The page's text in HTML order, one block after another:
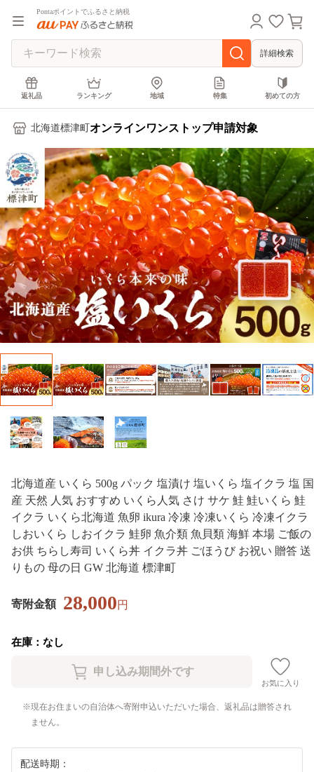
Pontaポイントでふるさと納税
詳細検索
返礼品 ランキング 地域 特集 初めての方
北海道標津町 オンラインワンストップ申請対象
北海道産 いくら 500g パック 塩漬け 塩いくら 塩イクラ 塩 国
産 天然 人気 おすすめ いくら人気 さけ サケ 鮭 鮭いくら 鮭
イクラ いくら北海道 魚卵 ikura 冷凍 冷凍いくら 冷凍イクラ
しおいくら しおイクラ 鮭卵 魚介類 魚貝類 海鮮 本場 ご飯の
お供 ちらし寿司 いくら丼 イクラ丼 ごほうび お祝い 贈答 送
りもの 母の日 GW 北海道 標津町
寄附金額 28,000円
在庫：なし
お気に入り
現在お住まいの自治体へ寄附申込いただいた場合、返礼品は贈答され
ません。
配送時期：